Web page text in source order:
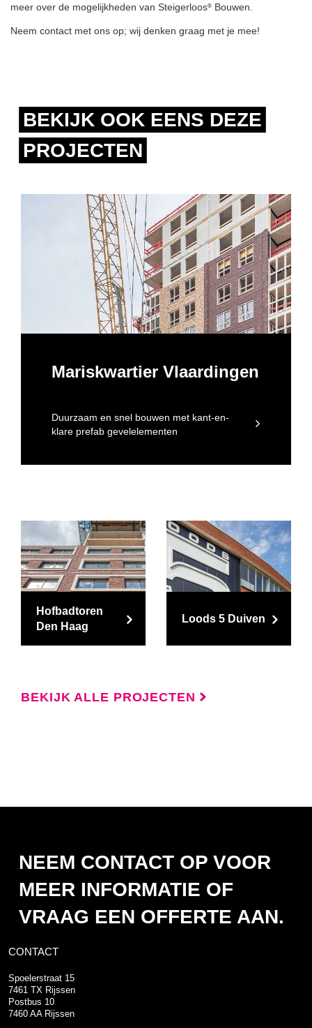
meer over de mogelijkheden van Steigerloos® Bouwen.
Neem contact met ons op; wij denken graag met je mee!
BEKIJK OOK EENS DEZE
PROJECTEN
Mariskwartier Vlaardingen
Duurzaam en snel bouwen met kant-en-
klare prefab gevelelementen
BEKIJK ALLE PROJECTEN
Hofbadtoren
Den Haag
Loods 5 Duiven
NEEM CONTACT OP VOOR
MEER INFORMATIE OF
VRAAG EEN OFFERTE AAN.
CONTACT
Spoelerstraat 15
7461 TX Rijssen
Postbus 10
7460 AA Rijssen